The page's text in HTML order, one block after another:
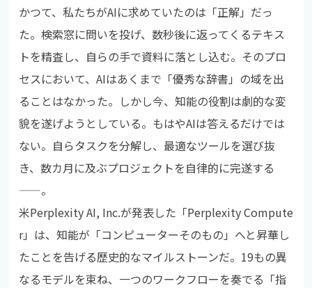
かつて、私たちがAIに求めていたのは「正解」だっ
た。検索窓に問いを投げ、数秒後に返ってくるテキス
トを精査し、自らの手で資料に落とし込む。そのプロ
セスにおいて、AIはあくまで「優秀な辞書」の域を出
ることはなかった。しかし今、知能の役割は劇的な変
貌を遂げようとしている。もはやAIは答えるだけでは
ない。自らタスクを分解し、最適なツールを選び抜
き、数カ月に及ぶプロジェクトを自律的に完遂する
——。
米Perplexity AI, Inc.が発表した「Perplexity Compute
r」は、知能が「コンピューターそのもの」へと昇華し
たことを告げる歴史的なマイルストーンだ。19もの異
なるモデルを束ね、一つのワークフローを奏でる「指